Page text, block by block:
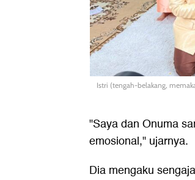
Istri (tengah-belakang,
"Saya dan Onuma
emosional," ujarnya.
Dia mengaku